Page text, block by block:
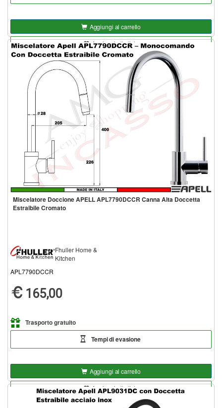
Aggiungi al carrello
Aggiungi alla lista
Miscelatore Doccione APELL APL7790DCCR Canna Alta Doccetta
Estraibile Cromato
Fhuller Home &
Kitchen
APL7790DCCR
165,00
Trasporto gratuito
Tempi di evasione
Aggiungi al carrello
Aggiungi alla lista